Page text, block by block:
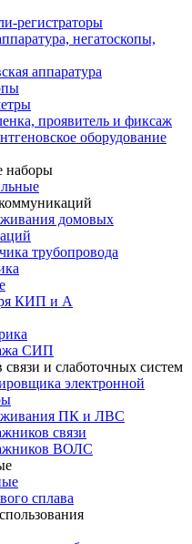
регистраторы
негатоскопы,
аппаратура
проявитель и фиксаж
оборудование
наборы
домовых
трубопровода
КИП и А
СИП
и слаботочных систем
электронной
ПК и ЛВС
связи
ВОЛС
сплава